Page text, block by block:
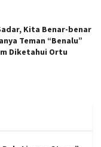
Kita Benar-benar
Teman “Benalu”
Diketahui Ortu